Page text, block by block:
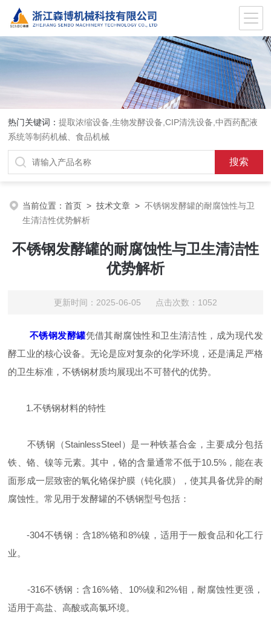
热门关键词：提取浓缩设备,生物发酵设备,CIP清洗设备,中西药配液
系统等制药机械、食品机械
当前位置：首页 >技术文章 >不锈钢发酵罐的耐腐蚀性与卫
生清洁性优势解析
不锈钢发酵罐的耐腐蚀性与卫生清洁性
优势解析
更新时间：2025-06-05 点击次数：1052
不锈钢发酵罐凭借其耐腐蚀性和卫生清洁性，成为现代发
酵工业的核心设备。无论是应对复杂的化学环境，还是满足严格
的卫生标准，不锈钢材质均展现出不可替代的优势。
1.不锈钢材料的特性
不锈钢（StainlessSteel）是一种铁基合金，主要成分包括
铁、铬、镍等元素。其中，铬的含量通常不低于10.5%，能在表
面形成一层致密的氧化铬保护膜（钝化膜），使其具备优异的耐
腐蚀性。常见用于发酵罐的不锈钢型号包括：
-304不锈钢：含18%铬和8%镍，适用于一般食品和化工行
业。
-316不锈钢：含16%铬、10%镍和2%钼，耐腐蚀性更强，
适用于高盐、高酸或高氯环境。